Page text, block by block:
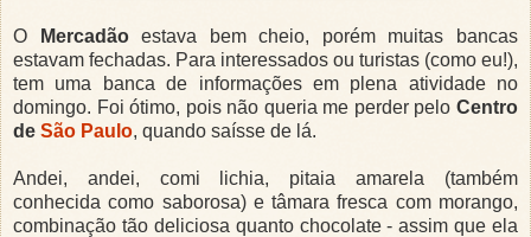
O Mercadãoestava bem cheio, porém muitas bancas
estavam fechadas. Para interessados ou turistas (como eu!),
tem uma banca de informações em plena atividade no
domingo. Foi ótimo, pois não queria me perder pelo Centro
de São Paulo, quando saísse de lá.
Andei, andei, comi lichia, pitaia amarela (também
conhecida como saborosa) e tâmara fresca com morango,
combinação tão deliciosa quanto chocolate - assim que ela